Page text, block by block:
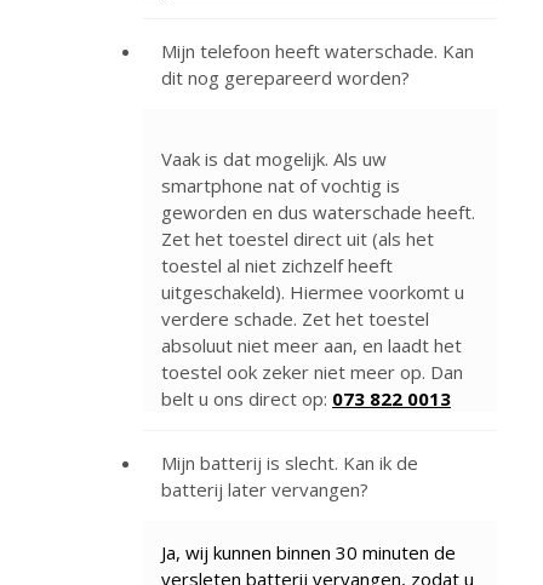
Mijn telefoon heeft waterschade. Kan
dit nog gerepareerd worden?
Vaak is dat mogelijk. Als uw
smartphone nat of vochtig is
geworden en dus waterschade heeft.
Zet het toestel direct uit (als het
toestel al niet zichzelf heeft
uitgeschakeld). Hiermee voorkomt u
verdere schade. Zet het toestel
absoluut niet meer aan, en laadt het
toestel ook zeker niet meer op. Dan
belt u ons direct op: 073 822 0013
Mijn batterij is slecht. Kan ik de
batterij later vervangen?
Ja, wij kunnen binnen 30 minuten de
versleten batterij vervangen, zodat u